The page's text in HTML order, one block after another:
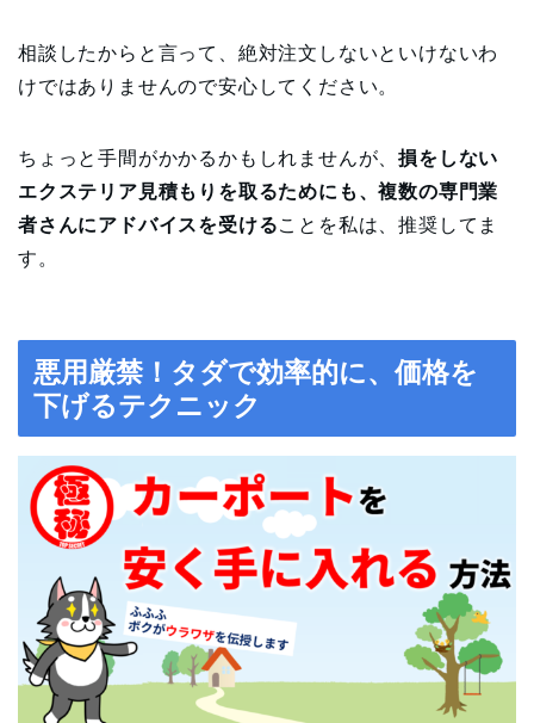
相談したからと言って、絶対注文しないといけないわ
けではありませんので安心してください。
ちょっと手間がかかるかもしれませんが、損をしない
エクステリア見積もりを取るためにも、複数の専門業
者さんにアドバイスを受けることを私は、推奨してま
す。
悪用厳禁！タダで効率的に、価格を
下げるテクニック